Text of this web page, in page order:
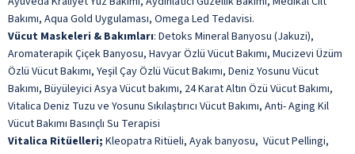
Bakımı, Aqua Gold Uygulaması, Omega Led Tedavisi.
Vücut Maskeleri & Bakımları: Detoks Mineral Banyosu (Jakuzi),
Aromaterapik Çiçek Banyosu, Havyar Özlü Vücut Bakımı, Mucizevi Üzüm
Özlü Vücut Bakımı, Yeşil Çay Özlü Vücut Bakımı, Deniz Yosunu Vücut
Bakımı, Büyüleyici Asya Vücut bakımı, 24 Karat Altın Özü Vücut Bakımı,
Vitalica Deniz Tuzu ve Yosunu Sıkılaştırıcı Vücut Bakımı, Anti- Aging Kil
Vücut Bakımı Basınçlı Su Terapisi
Vitalica Ritüelleri; Kleopatra Ritüeli, Ayak banyosu, Vücut Pellingi,